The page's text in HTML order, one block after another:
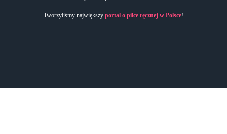
Tworzyliśmy największy portal o piłce ręcznej w Polsce!